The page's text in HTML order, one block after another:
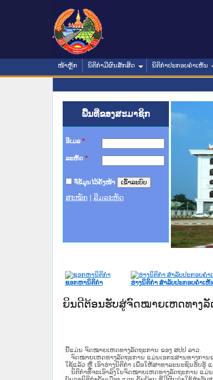
ໜ້າຫຼັກ ນິຕິກໍາມີຜົນສັກສິດ ນິຕິກໍາປະກອບຄໍາເຫັນ
ພື້ນທີ່ຂອງສະມາຊິກ
ອີເມລ *
ລະຫັດ *
ຈື່ຂໍ້ມູນໄວ້ຄັ້ງໜ້າ
ສະໝັກ ລືມລະຫັດ
ສະຖາບັນຍຸຕິທຳແຫ່ງຊາດ
ທາງລັດຖະການ
ສຳລັບ ພາກກາງ
ສຳລັບ ພາກໃຕ້
ວິທະຍາຄານຕຳຫຼວດປະຊາຊົນ
ວິທະຍາຄານສັນຕິບານປະຊາຊົນ
າຍເຫດທາງລັດຖະການໃຫ້ຜູ້ປະສານງານ
ຂັ້ນແຂວງພາກເໜືອ
ານສະພາປະຊາຊົນ ພາກກາງ
ຊອກຫານິຕິກໍາ ຮ່າງນິຕິກໍາ ສໍາລັບປະກອບຄໍາເຫັ
ຍິນດີຕ້ອນຮັບສູ່ຈົດໝາຍເຫດທາງລັ
ນີ້ແມ່ນ ຈົດໝາຍເຫດທາງລັດຖະການ ຂອງ ສປປ ລາວ.
ຈົດໝາຍເຫດທາງລັດຖະການ ແມ່ນ​ເອ​ກະ​ສານ​ທາງ​ການ​ຂ
ໃຊ້ແລ້ວ ຫຼື ເອົາຮ່າງນິຕິກໍາ ເພື່ອໃຫ້​ສາ​ທາ​ລະ​ນະ​ຊົນ​ຮັບ​ຮູ້
ນິ​ຕິ​ກຳ​ທີ່​ຈະ​ເອົາ​ລົງ​ໃນ​ຈົດ​ໝາຍ​ເຫດ​ທາງ​ລັດ​ຖະ​ການ ​ແມ່